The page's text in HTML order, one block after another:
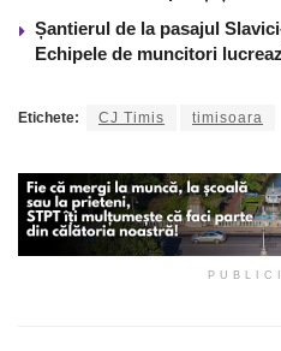
Șantierul de la pasajul
Echipele de muncitori
Etichete: CJ Timis timisoara